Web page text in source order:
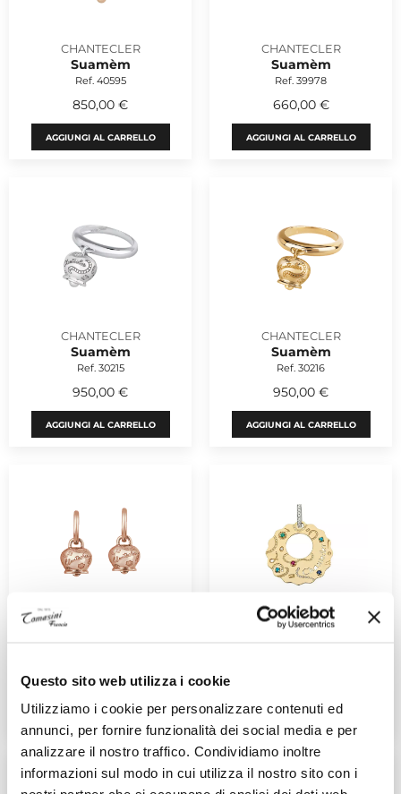
Questo sito web utilizza i cookie
Utilizziamo i cookie per personalizzare contenuti ed
annunci, per fornire funzionalità dei social media e per
analizzare il nostro traffico. Condividiamo inoltre
informazioni sul modo in cui utilizza il nostro sito con i
CHANTECLER
Suamèm
Ref. 40595
850,00 €
AGGIUNGI AL CARRELLO
CHANTECLER
Suamèm
Ref. 39978
660,00 €
AGGIUNGI AL CARRELLO
CHANTECLER
Suamèm
Ref. 30215
950,00 €
AGGIUNGI AL CARRELLO
CHANTECLER
Suamèm
Ref. 30216
950,00 €
AGGIUNGI AL CARRELLO
CHANTECLER
2.000,00 €
AGGIUNGI AL CARRELLO
CHANTECLER
AGGIUNGI AL CARRELLO